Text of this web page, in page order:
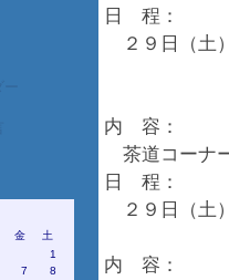
金
土
1
7
8
日 程：
２９日（土
内 容：
茶道コーナ
日 程：
２９日（土
内 容：